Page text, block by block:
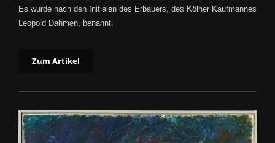
Es wurde nach den Initialen des Erbauers, des Kölner Kaufmannes
Leopold Dahmen, benannt.
Zum Artikel